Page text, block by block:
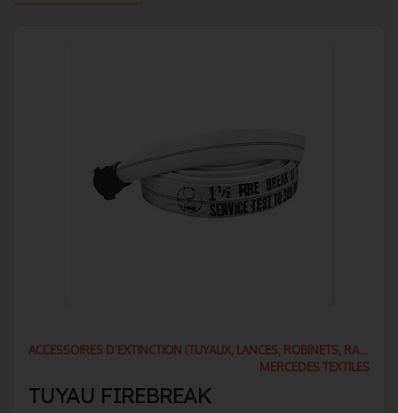
ACCESSOIRES D'EXTINCTION (TUYAUX, LANCES, ROBINETS, RACCORDS)
MERCEDES TEXTILES
TUYAU FIREBREAK